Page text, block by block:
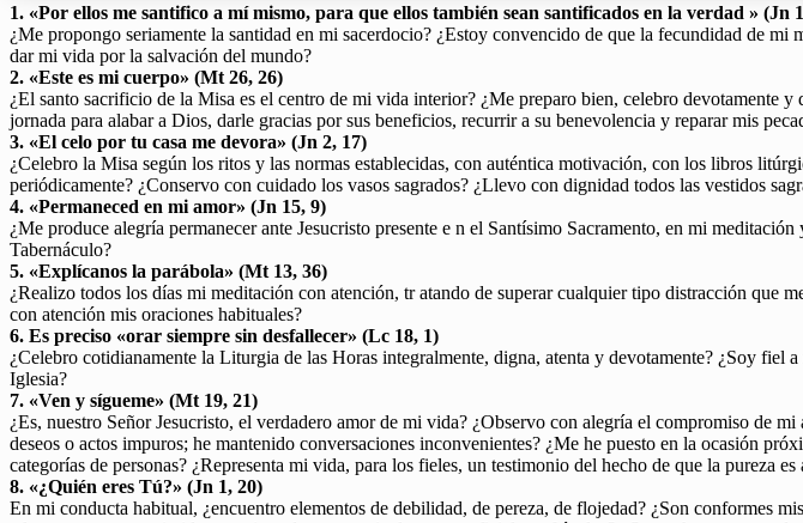
1. «Por ellos me santifico a mí mismo, para que ellos también sean santificados en la verdad » (Jn
¿Me propongo seriamente la santidad en mi sacerdocio? ¿Estoy convencido de que la fecundidad de
dar mi vida por la salvación del mundo?
2. «Este es mi cuerpo» (Mt 26, 26)
¿El santo sacrificio de la Misa es el centro de mi vida interior? ¿Me preparo bien, celebro devotamente
jornada para alabar a Dios, darle gracias por sus beneficios, recurrir a su benevolencia y reparar mis
3. «El celo por tu casa me devora» (Jn 2, 17)
¿Celebro la Misa según los ritos y las normas establecidas, con auténtica motivación, con los libros
periódicamente? ¿Conservo con cuidado los vasos sagrados? ¿Llevo con dignidad todos las vestidos
4. «Permaneced en mi amor» (Jn 15, 9)
¿Me produce alegría permanecer ante Jesucristo presente e n el Santísimo Sacramento, en mi
Tabernáculo?
5. «Explícanos la parábola» (Mt 13, 36)
¿Realizo todos los días mi meditación con atención, tr atando de superar cualquier tipo distracción que
con atención mis oraciones habituales?
6. Es preciso «orar siempre sin desfallecer» (Lc 18, 1)
¿Celebro cotidianamente la Liturgia de las Horas integralmente, digna, atenta y devotamente? ¿Soy
Iglesia?
7. «Ven y sígueme» (Mt 19, 21)
¿Es, nuestro Señor Jesucristo, el verdadero amor de mi vida? ¿Observo con alegría el compromiso de
deseos o actos impuros; he mantenido conversaciones inconvenientes? ¿Me he puesto en la ocasión
categorías de personas? ¿Representa mi vida, para los fieles, un testimonio del hecho de que la pureza
8. «¿Quién eres Tú?» (Jn 1, 20)
En mi conducta habitual, ¿encuentro elementos de debilidad, de pereza, de flojedad? ¿Son conformes